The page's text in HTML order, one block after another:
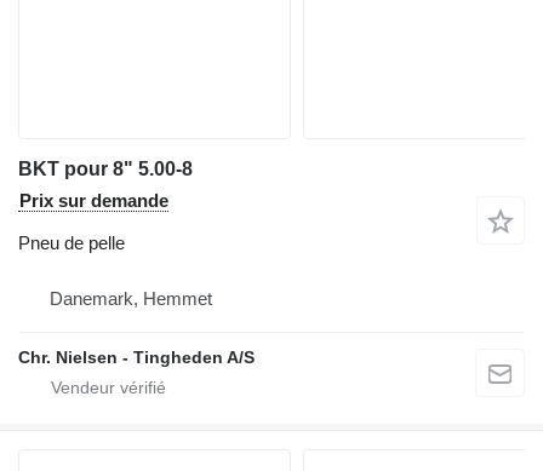
BKT pour 8" 5.00-8
Prix sur demande
Pneu de pelle
Danemark, Hemmet
Chr. Nielsen - Tingheden A/S